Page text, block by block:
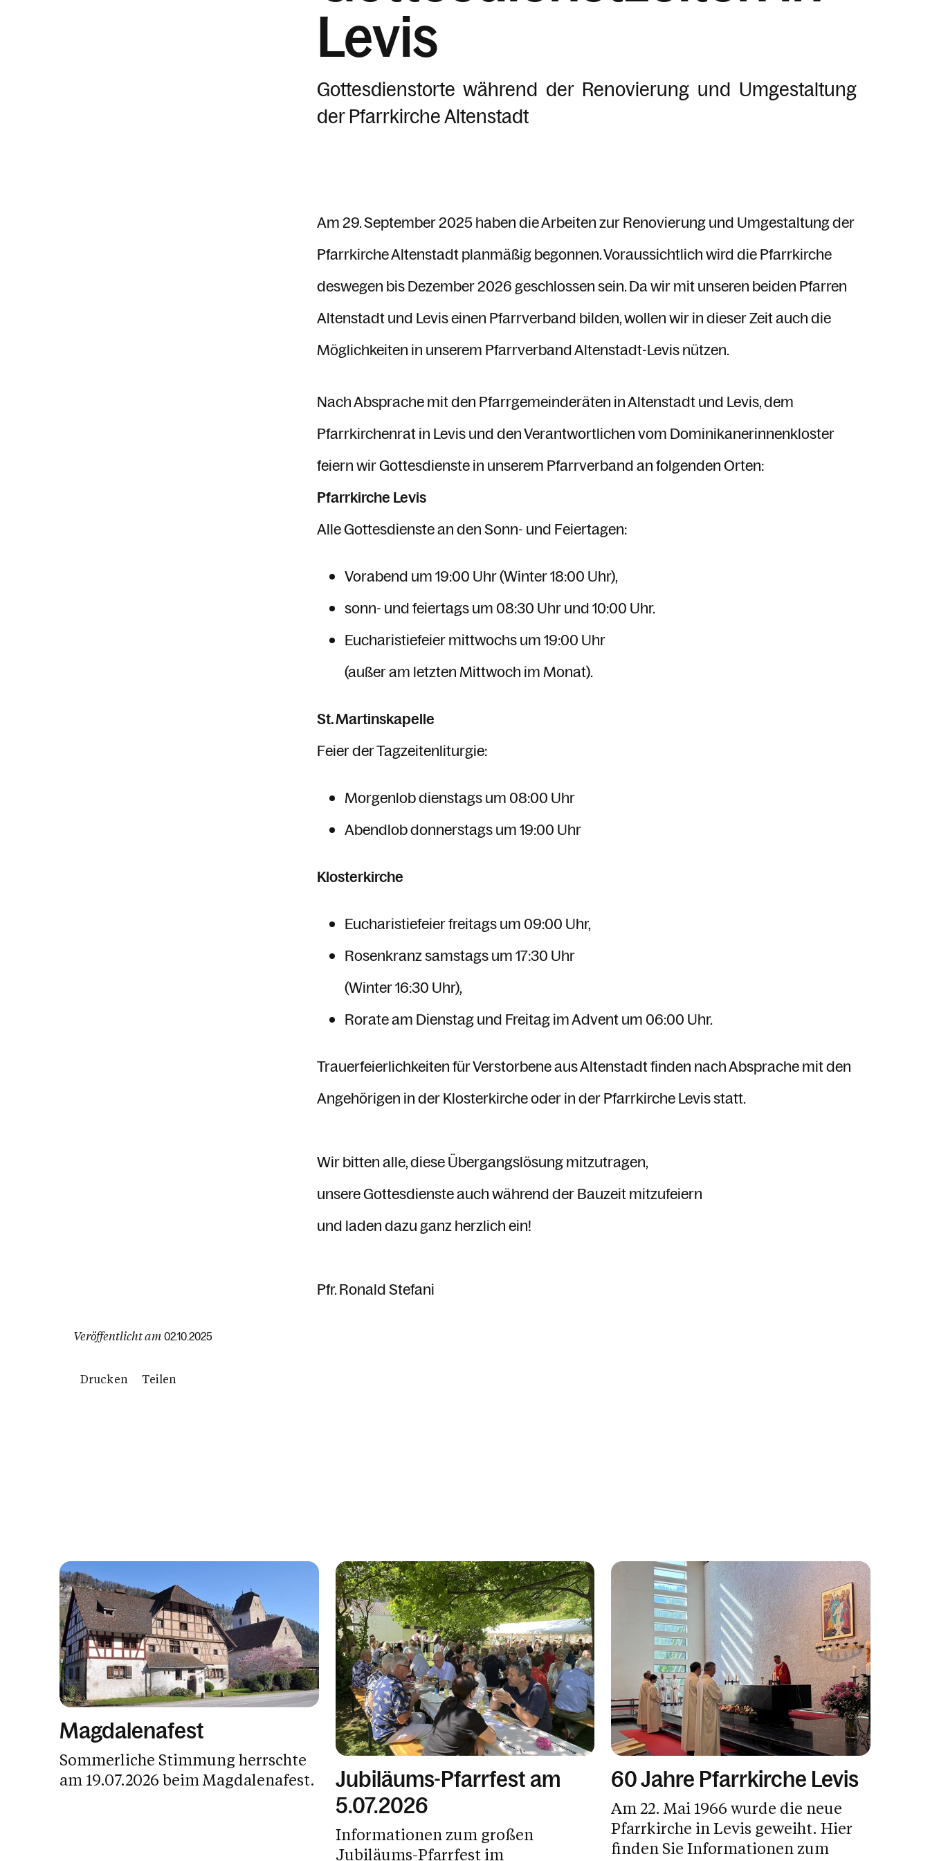
Levis
Gottesdienstorte während der Renovierung und Umgestaltung
der Pfarrkirche Altenstadt
Am 29. September 2025 haben die Arbeiten zur Renovierung und Umgestaltung der
Pfarrkirche Altenstadt planmäßig begonnen. Voraussichtlich wird die Pfarrkirche
deswegen bis Dezember 2026 geschlossen sein. Da wir mit unseren beiden Pfarren
Altenstadt und Levis einen Pfarrverband bilden, wollen wir in dieser Zeit auch die
Möglichkeiten in unserem Pfarrverband Altenstadt-Levis nützen.
Nach Absprache mit den Pfarrgemeinderäten in Altenstadt und Levis, dem
Pfarrkirchenrat in Levis und den Verantwortlichen vom Dominikanerinnenkloster
feiern wir Gottesdienste in unserem Pfarrverband an folgenden Orten:
Pfarrkirche Levis
Alle Gottesdienste an den Sonn- und Feiertagen:
Vorabend um 19:00 Uhr (Winter 18:00 Uhr),
sonn- und feiertags um 08:30 Uhr und 10:00 Uhr.
Eucharistiefeier mittwochs um 19:00 Uhr
(außer am letzten Mittwoch im Monat).
St. Martinskapelle
Feier der Tagzeitenliturgie:
Morgenlob dienstags um 08:00 Uhr
Abendlob donnerstags um 19:00 Uhr
Klosterkirche
Eucharistiefeier freitags um 09:00 Uhr,
Rosenkranz samstags um 17:30 Uhr
(Winter 16:30 Uhr),
Rorate am Dienstag und Freitag im Advent um 06:00 Uhr.
Trauerfeierlichkeiten für Verstorbene aus Altenstadt finden nach Absprache mit den
Angehörigen in der Klosterkirche oder in der Pfarrkirche Levis statt.
Wir bitten alle, diese Übergangslösung mitzutragen,
unsere Gottesdienste auch während der Bauzeit mitzufeiern
und laden dazu ganz herzlich ein!
Pfr. Ronald Stefani
Veröffentlicht am 02.10.2025
Drucken Teilen
Magdalenafest
Sommerliche Stimmung herrschte
am 19.07.2026 beim Magdalenafest.
Jubiläums-Pfarrfest am
5.07.2026
Informationen zum großen
Jubiläums-Pfarrfest im
60 Jahre Pfarrkirche Levis
Am 22. Mai 1966 wurde die neue
Pfarrkirche in Levis geweiht. Hier
finden Sie Informationen zum